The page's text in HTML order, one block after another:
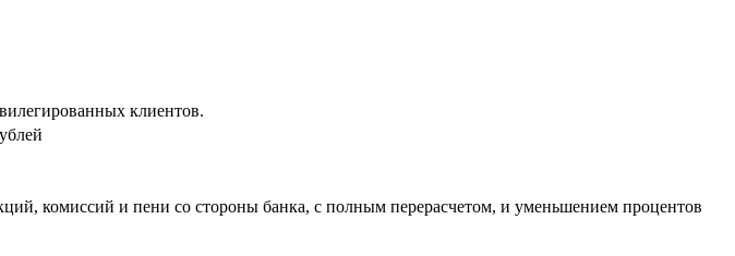
клиентов.
комиссий и пени со стороны банка, с полным перерасчетом, и уменьшением процентов